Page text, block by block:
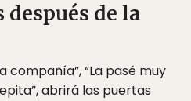
después de la
compañía”, “La pasé muy
abrirá las puertas